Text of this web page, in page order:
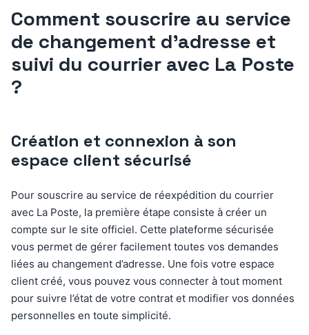
Comment souscrire au service
de changement d’adresse et
suivi du courrier avec La Poste
?
Création et connexion à son
espace client sécurisé
Pour souscrire au service de réexpédition du courrier
avec La Poste, la première étape consiste à créer un
compte sur le site officiel. Cette plateforme sécurisée
vous permet de gérer facilement toutes vos demandes
liées au changement d’adresse. Une fois votre espace
client créé, vous pouvez vous connecter à tout moment
pour suivre l’état de votre contrat et modifier vos données
personnelles en toute simplicité.